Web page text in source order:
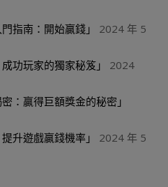
指南：開始贏錢」
2024 年 5
功玩家的獨家秘笈」
2024
：贏得巨額獎金的秘密」
升遊戲贏錢機率」
2024 年 5